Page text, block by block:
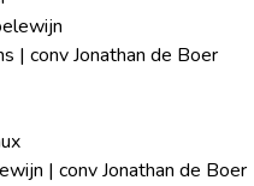
| conv Jonathan de Boer
| conv Jonathan de Boer